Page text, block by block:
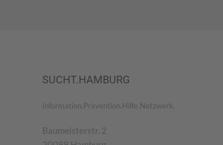
SUCHT.HAMBURG
Information.Prävention.Hilfe.Netzwerk.
Baumeisterstr. 2